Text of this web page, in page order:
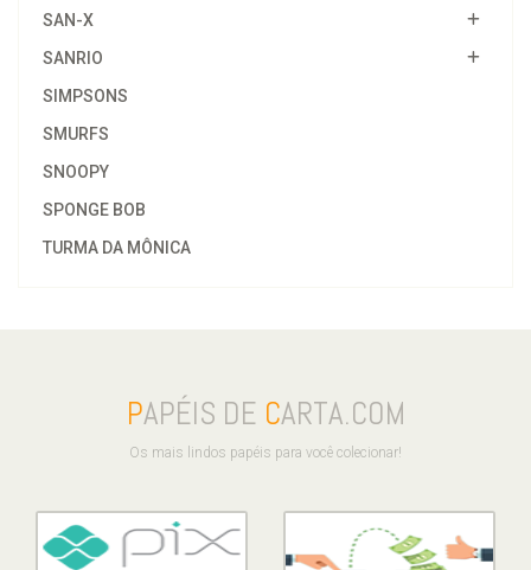
SAN-X
SANRIO
SIMPSONS
SMURFS
SNOOPY
SPONGE BOB
TURMA DA MÔNICA
PAPÉIS DE CARTA.COM
Os mais lindos papéis para você colecionar!